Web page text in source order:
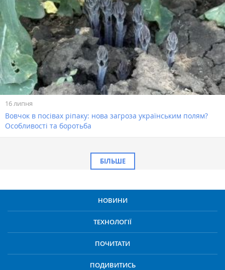
16 липня
Вовчок в посівах ріпаку: нова загроза українським полям?
Особливості та боротьба
БІЛЬШЕ
НОВИНИ
ТЕХНОЛОГІЇ
ПОЧИТАТИ
ПОДИВИТИСЬ